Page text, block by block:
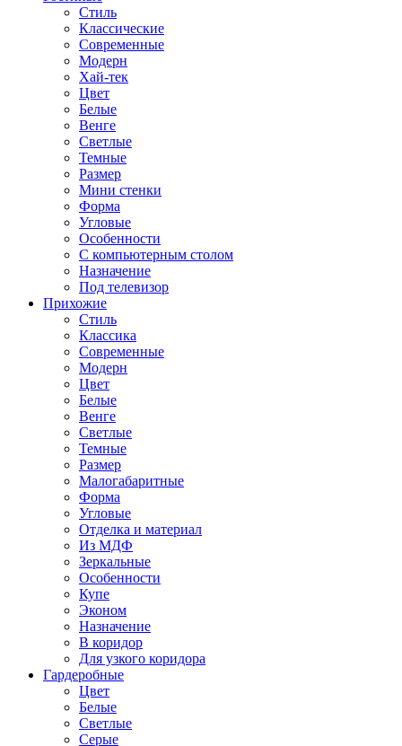
Стиль
Классические
Современные
Модерн
Хай-тек
Цвет
Белые
Венге
Светлые
Темные
Размер
Мини стенки
Форма
Угловые
Особенности
С компьютерным столом
Назначение
Под телевизор
Прихожие
Стиль
Классика
Современные
Модерн
Цвет
Белые
Венге
Светлые
Темные
Размер
Малогабаритные
Форма
Угловые
Отделка и материал
Из МДФ
Зеркальные
Особенности
Купе
Эконом
Назначение
В коридор
Для узкого коридора
Гардеробные
Цвет
Белые
Светлые
Серые